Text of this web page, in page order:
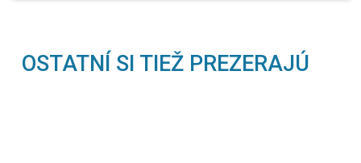
OSTATNÍ SI TIEŽ PREZERAJÚ